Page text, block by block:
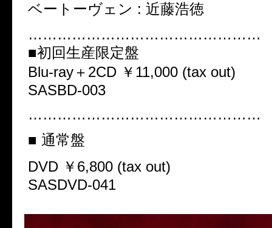
ベートーヴェン : 近藤浩徳
…………………………………………
■初回生産限定盤
Blu-ray＋2CD ￥11,000 (tax out)
SASBD-003
…………………………………………
■ 通常盤
DVD ￥6,800 (tax out)
SASDVD-041